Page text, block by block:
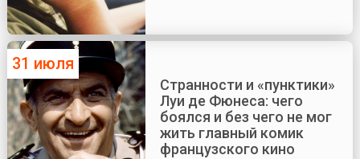
31 июля
Странности и «пунктики»
Луи де Фюнеса: чего
боялся и без чего не мог
жить главный комик
французского кино